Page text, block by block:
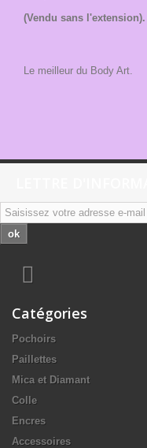
(Vendu sans l'extension).
Le meilleur du Body Art.
ok
Catégories
Pochoirs
Paillettes
Mica et Diamant
Colle
Encres
Accessoires